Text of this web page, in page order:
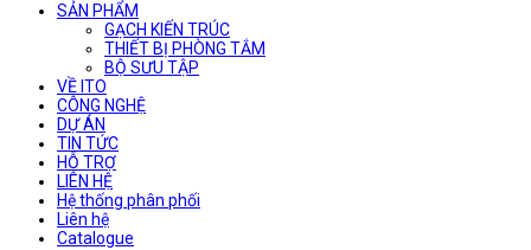
SẢN PHẨM
GẠCH KIẾN TRÚC
THIẾT BỊ PHÒNG TẮM
BỘ SƯU TẬP
VỀ ITO
CÔNG NGHỆ
DỰ ÁN
TIN TỨC
HỖ TRỢ
LIÊN HỆ
Hệ thống phân phối
Liên hệ
Catalogue